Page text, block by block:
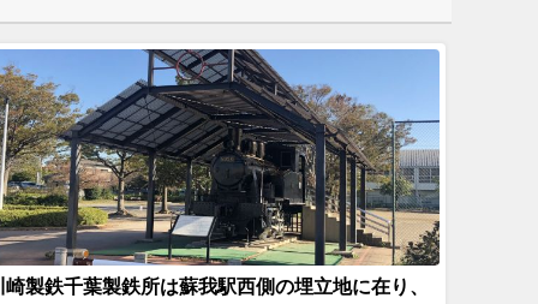
崎製鉄千葉製鉄所は蘇我駅西側の埋立地に在り、